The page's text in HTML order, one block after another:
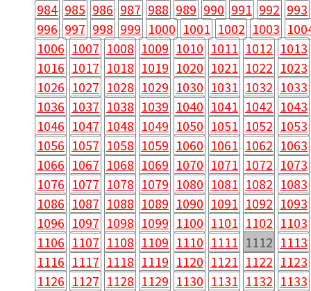
984 985 986 987 988 989 990 991 992 993
996 997 998 999 1000 1001 1002 1003
1006 1007 1008 1009 1010 1011 1012 1013
1016 1017 1018 1019 1020 1021 1022 1023
1026 1027 1028 1029 1030 1031 1032 1033
1036 1037 1038 1039 1040 1041 1042 1043
1046 1047 1048 1049 1050 1051 1052 1053
1056 1057 1058 1059 1060 1061 1062 1063
1066 1067 1068 1069 1070 1071 1072 1073
1076 1077 1078 1079 1080 1081 1082 1083
1086 1087 1088 1089 1090 1091 1092 1093
1096 1097 1098 1099 1100 1101 1102 1103
1106 1107 1108 1109 1110 1111 1112 1113
1116 1117 1118 1119 1120 1121 1122 1123
1126 1127 1128 1129 1130 1131 1132 1133